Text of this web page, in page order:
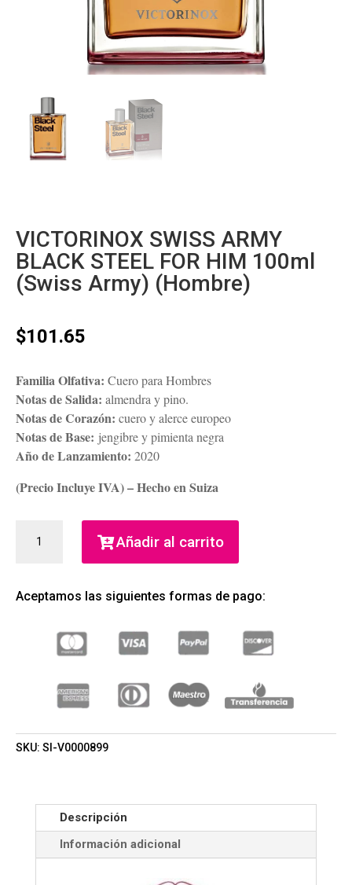
VICTORINOX SWISS ARMY
BLACK STEEL FOR HIM 100ml
(Swiss Army) (Hombre)
$101.65
Familia Olfativa: Cuero para Hombres
Notas de Salida: almendra y pino.
Notas de Corazón: cuero y alerce europeo
Notas de Base: jengibre y pimienta negra
Año de Lanzamiento: 2020
(Precio Incluye IVA) – Hecho en Suiza
SWISS
STEEL
(HOMBRE)
Añadir al carrito
Aceptamos las siguientes formas de pago:
SKU: SI-V0000899
Descripción
Información adicional